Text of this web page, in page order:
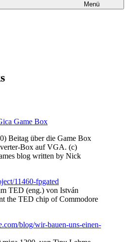
Menü
Game Box
Beitag über die Game Box
Box auf VGA. (c)
blog written by Nick
11460-fpgated
TED (eng.) von István
the TED chip of Commodore
blog/wir-bauen-uns-einen-